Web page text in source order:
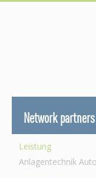
Network partners
Leistung
Anlagentechnik